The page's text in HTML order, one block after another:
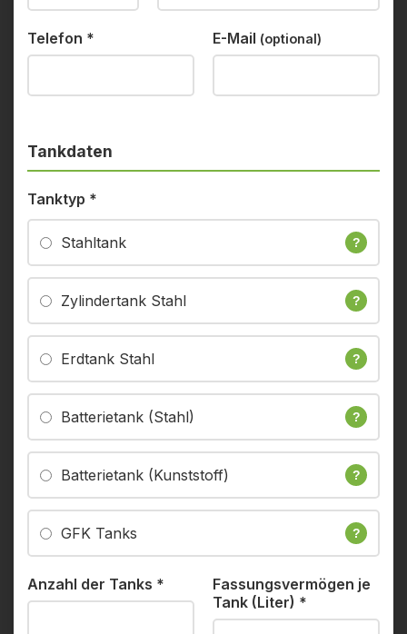
Telefon * E-Mail (optional)
Tankdaten
Tanktyp *
Stahltank ?
Zylindertank Stahl ?
Erdtank Stahl ?
Batterietank (Stahl) ?
Batterietank (Kunststoff) ?
GFK Tanks ?
Anzahl der Tanks *
Fassungsvermögen je
Tank (Liter) *